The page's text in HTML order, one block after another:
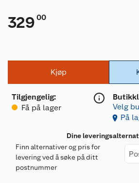
329 00
Kjøp
Tilgjengelig:
Få på lager
Velg
På
Dine
Finn alternativer og pris for
levering ved å søke på ditt
postnummer